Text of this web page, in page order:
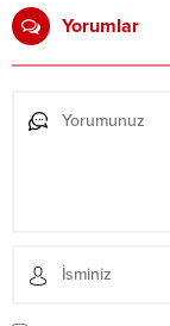
Yorumlar